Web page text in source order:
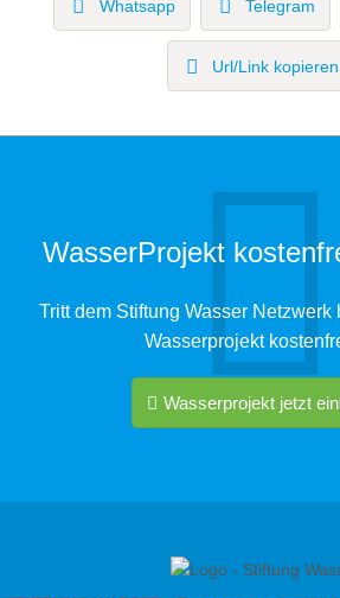
Whatsapp Telegram
Url/Link kopieren
WasserProjekt
Tritt dem Stiftung Wasser Netzwerk
Wasserprojekt
Wasserprojekt jetzt